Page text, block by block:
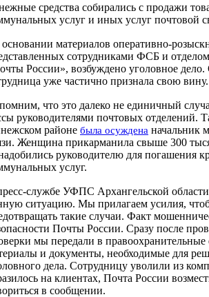
средства собирались с продажи
услуг и иных услуг почтовой
материалов оперативно-
сотрудниками ФСБ и отделом
России», возбуждено уголовное дело.
уже частично признала свою вину.
что это далеко не единичный
руководителями почтовых отделений.
районе была осуждена начальник
Женщина прикарманила свыше 300
руководителю для погашения
услуг.
службе УФПС Архангельской
ситуацию. Мы прилагаем усилия,
такие случаи. Факт
Почты России. Сразу после
мы передали в
и документы, необходимые для
дела. Сотрудницу уволили из
на клиентах, Почта России
в сообщении.